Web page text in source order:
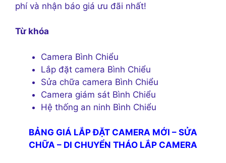
phí và nhận báo giá ưu đãi nhất!
Từ khóa
Camera Bình Chiểu
Lắp đặt camera Bình Chiểu
Sửa chữa camera Bình Chiểu
Camera giám sát Bình Chiểu
Hệ thống an ninh Bình Chiểu
BẢNG GIÁ LẮP ĐẶT CAMERA MỚI – SỬA
CHỮA – DI CHUYỂN THÁO LẮP CAMERA